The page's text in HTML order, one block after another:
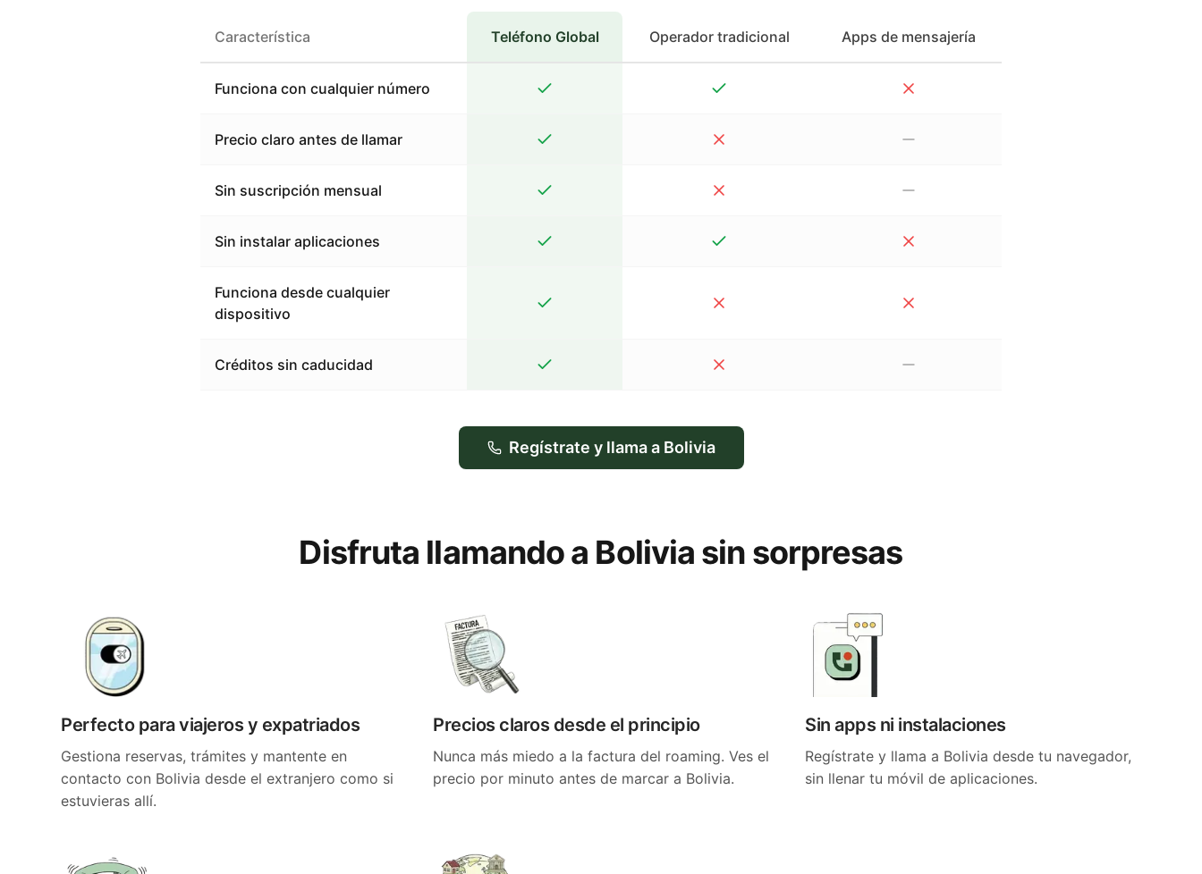
Característica Teléfono Global Operador tradicional Apps de mensajería
Funciona con cualquier número
Precio claro antes de llamar
Sin suscripción mensual
Sin instalar aplicaciones
Funciona desde cualquier
dispositivo
Créditos sin caducidad
Regístrate y llama a Bolivia
Disfruta llamando a Bolivia sin sorpresas
Perfecto para viajeros y expatriados
Gestiona reservas, trámites y mantente en
contacto con Bolivia desde el extranjero como si
estuvieras allí.
Precios claros desde el principio
Nunca más miedo a la factura del roaming. Ves el
precio por minuto antes de marcar a Bolivia.
Sin apps ni instalaciones
Regístrate y llama a Bolivia desde tu navegador,
sin llenar tu móvil de aplicaciones.